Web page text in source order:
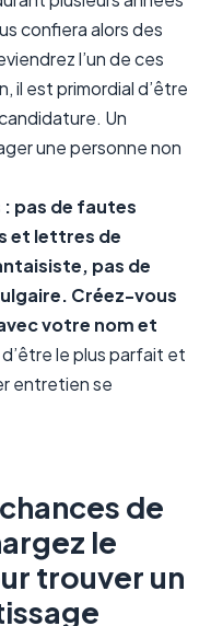
confiera alors des
l’un de ces
il est primordial d’être
Un
une personne non
pas de fautes
et lettres de
pas de
Créez-vous
votre nom et
le plus parfait et
entretien se
de
le
trouver un